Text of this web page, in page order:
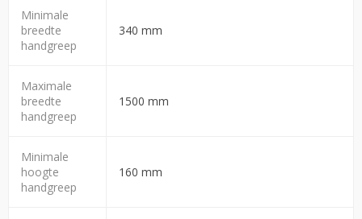
Minimale
breedte
handgreep
340 mm
Maximale
breedte
handgreep
1500 mm
Minimale
hoogte
handgreep
160 mm